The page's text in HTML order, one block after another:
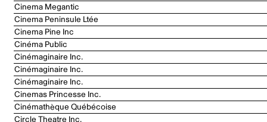
Cinema Megantic
Cinema Peninsule Ltée
Cinema Pine Inc
Cinéma Public
Cinémaginaire Inc.
Cinémaginaire Inc.
Cinémaginaire Inc.
Cinemas Princesse Inc.
Cinémathèque Québécoise
Circle Theatre Inc.